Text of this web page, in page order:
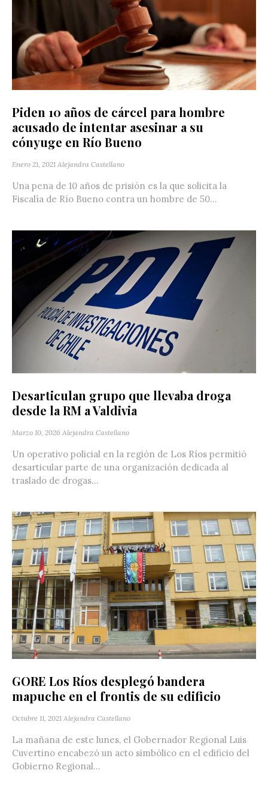
Piden 10 años de cárcel para hombre
acusado de intentar asesinar a su
cónyuge en Río Bueno
Enero 21, 2021 Alejandra Castellano
Una pena de 10 años de prisión es la que solicita la
Fiscalía de Río Bueno contra un hombre de 50...
Desarticulan grupo que llevaba droga
desde la RM a Valdivia
Marzo 10, 2026 Alejandra Castellano
Un operativo policial en la región de Los Ríos permitió
desarticular parte de una organización dedicada al
traslado de drogas...
GORE Los Ríos desplegó bandera
mapuche en el frontis de su edificio
Octubre 11, 2021 Alejandra Castellano
La mañana de este lunes, el Gobernador Regional Luis
Cuvertino encabezó un acto simbólico en el edificio del
Gobierno Regional...